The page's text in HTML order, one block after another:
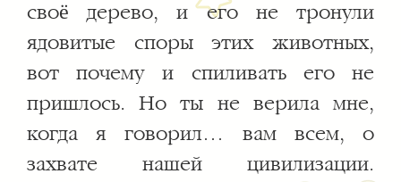
своё дерево, и его не тронули
ядовитые споры этих животных,
вот почему и спиливать его не
пришлось. Но ты не верила мне,
когда я говорил… вам всем, о
захвате нашей цивилизации.